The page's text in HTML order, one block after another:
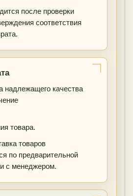
после проверки
соответствия
надлежащего качества
товара.
товаров
по предварительной
с менеджером.